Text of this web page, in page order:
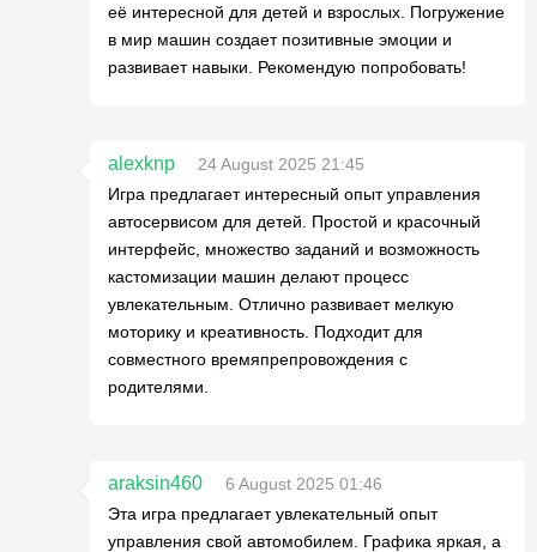
её интересной для детей и взрослых. Погружение
в мир машин создает позитивные эмоции и
развивает навыки. Рекомендую попробовать!
alexknp
24 August 2025 21:45
Игра предлагает интересный опыт управления
автосервисом для детей. Простой и красочный
интерфейс, множество заданий и возможность
кастомизации машин делают процесс
увлекательным. Отлично развивает мелкую
моторику и креативность. Подходит для
совместного времяпрепровождения с
родителями.
araksin460
6 August 2025 01:46
Эта игра предлагает увлекательный опыт
управления свой автомобилем. Графика яркая, а